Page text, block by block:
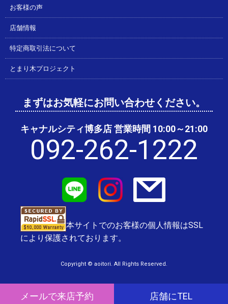
お客様の声
店舗情報
特定商取引法について
とまり木プロジェクト
まずはお気軽にお問い合わせください。
キャナルシティ博多店 営業時間 10:00～21:00
092-262-1222
本サイトでのお客様の個人情報はSSL
により保護されております。
Copyright © aoitori. All Rights Reserved.
メールで来店予約 店舗にTEL